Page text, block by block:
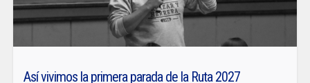
Así vivimos la primera parada de la Ruta 2027